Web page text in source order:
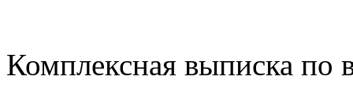
Комплексная выписка